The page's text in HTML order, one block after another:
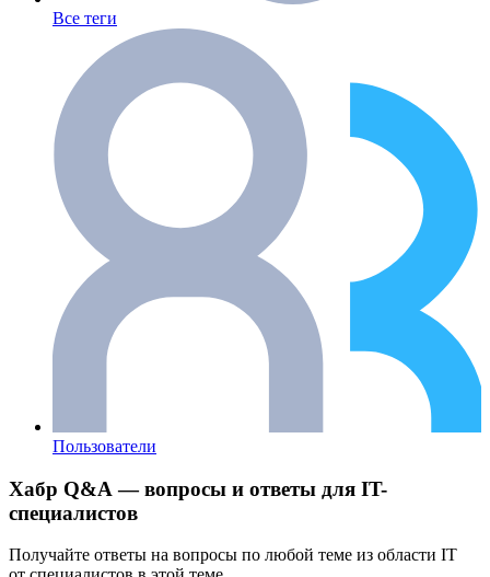
Все теги
Пользователи
Хабр Q&A — вопросы и ответы для IT-
специалистов
Получайте ответы на вопросы по любой теме из области IT